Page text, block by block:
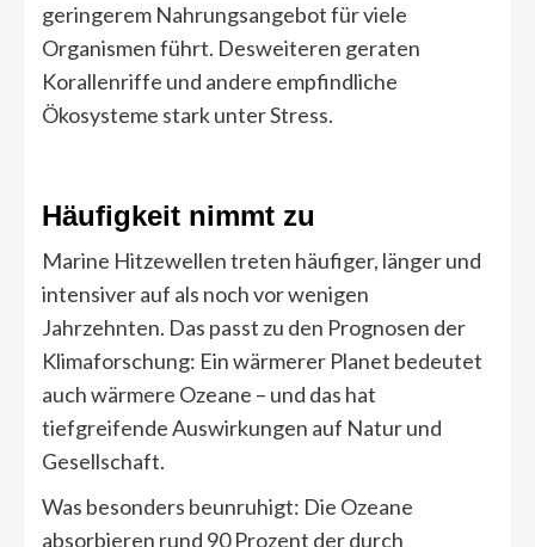
geringerem Nahrungsangebot für viele
Organismen führt. Desweiteren geraten
Korallenriffe und andere empfindliche
Ökosysteme stark unter Stress.
Häufigkeit nimmt zu
Marine Hitzewellen treten häufiger, länger und
intensiver auf als noch vor wenigen
Jahrzehnten. Das passt zu den Prognosen der
Klimaforschung: Ein wärmerer Planet bedeutet
auch wärmere Ozeane – und das hat
tiefgreifende Auswirkungen auf Natur und
Gesellschaft.
Was besonders beunruhigt: Die Ozeane
absorbieren rund 90 Prozent der durch